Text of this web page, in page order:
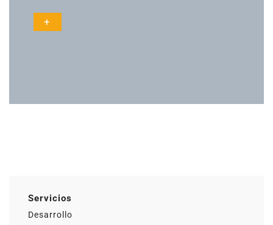
+
Servicios
Desarrollo